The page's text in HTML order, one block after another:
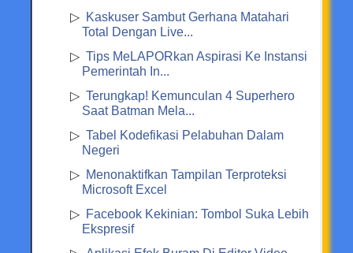
Kaskuser Sambut Gerhana Matahari
Total Dengan Live...
Tips MeLAPORkan Aspirasi Ke Instansi
Pemerintah In...
Terungkap! Kemunculan 4 Superhero
Saat Batman Mela...
Tabel Kodefikasi Pelabuhan Dalam
Negeri
Menonaktifkan Tampilan Terproteksi
Microsoft Excel
Facebook Kekinian: Tombol Suka Lebih
Ekspresif